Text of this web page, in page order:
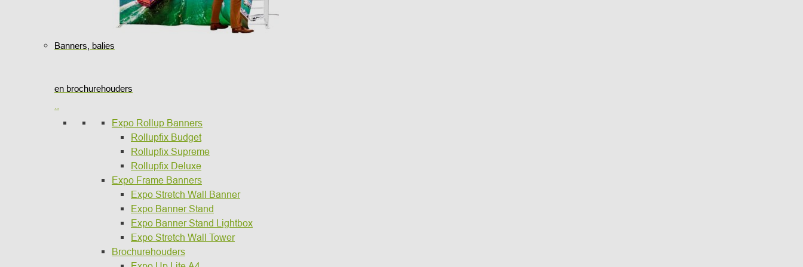
Banners, balies
en brochurehouders
Expo Rollup Banners
Rollupfix Budget
Rollupfix Supreme
Rollupfix Deluxe
Expo Frame Banners
Expo Stretch Wall Banner
Expo Banner Stand
Expo Banner Stand Lightbox
Expo Stretch Wall Tower
Brochurehouders